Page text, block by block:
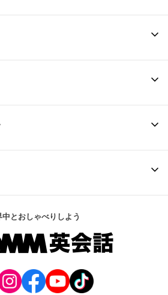
中とおしゃべりしよう